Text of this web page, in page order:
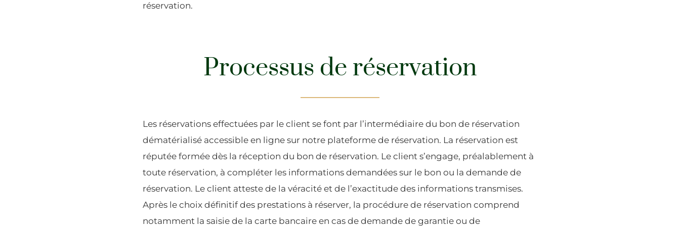
réservation.
Processus de réservation
Les réservations effectuées par le client se font par l’intermédiaire du bon de réservation
dématérialisé accessible en ligne sur notre plateforme de réservation. La réservation est
réputée formée dès la réception du bon de réservation. Le client s’engage, préalablement à
toute réservation, à compléter les informations demandées sur le bon ou la demande de
réservation. Le client atteste de la véracité et de l’exactitude des informations transmises.
Après le choix définitif des prestations à réserver, la procédure de réservation comprend
notamment la saisie de la carte bancaire en cas de demande de garantie ou de